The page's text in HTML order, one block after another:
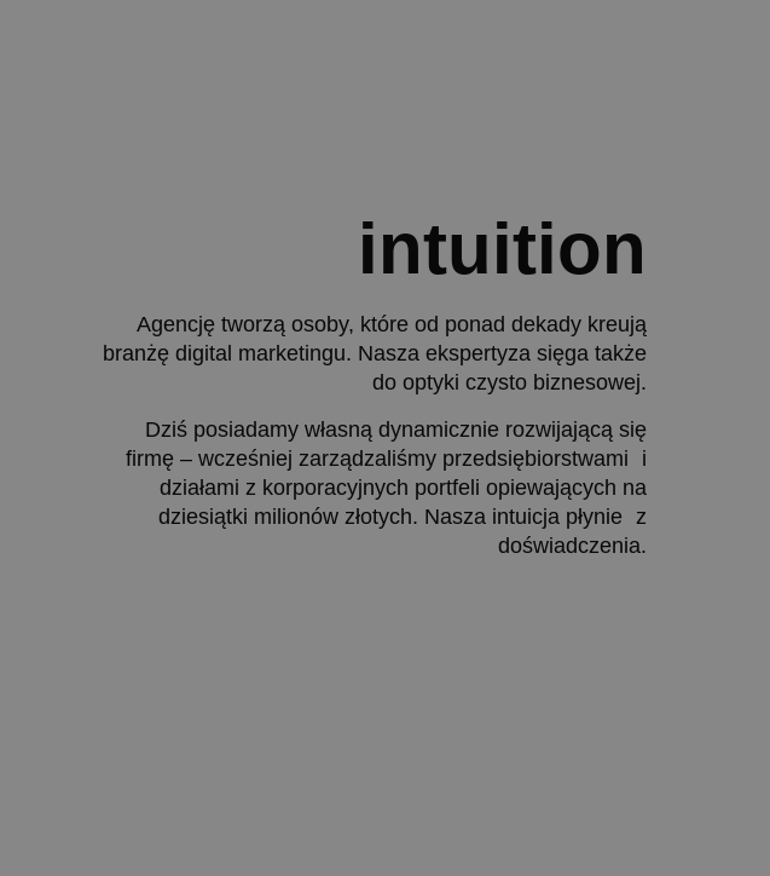
intuition
Agencję tworzą osoby, które od ponad dekady kreują
branżę digital marketingu. Nasza ekspertyza sięga także
do optyki czysto biznesowej.
Dziś posiadamy własną dynamicznie rozwijającą się
firmę – wcześniej zarządzaliśmy przedsiębiorstwami i
działami z korporacyjnych portfeli opiewających na
dziesiątki milionów złotych. Nasza intuicja płynie z
doświadczenia.